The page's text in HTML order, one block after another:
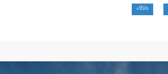
دادگاه